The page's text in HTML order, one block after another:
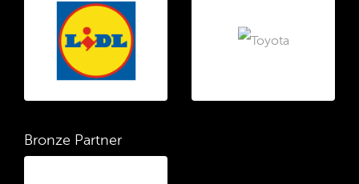
Bronze Partner